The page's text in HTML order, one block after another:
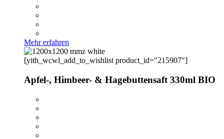
Mehr erfahren
[yith_wcwl_add_to_wishlist product_id="215907"]
Apfel-, Himbeer- & Hagebuttensaft 330ml BIO